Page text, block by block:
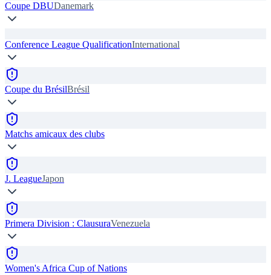
Coupe DBUDanemark
Conference League QualificationInternational
Coupe du BrésilBrésil
Matchs amicaux des clubs
J. LeagueJapon
Primera Division : ClausuraVenezuela
Women's Africa Cup of Nations